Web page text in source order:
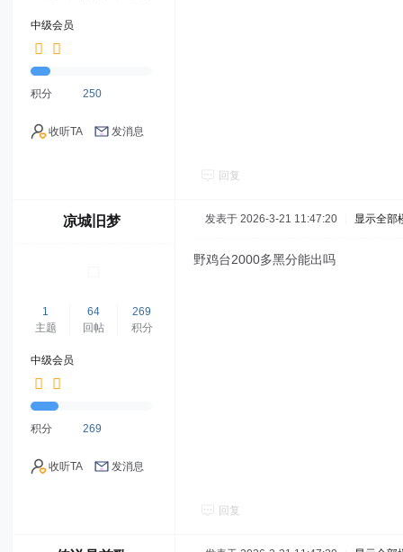
中级会员
积分 250
收听TA 发消息
回复
凉城旧梦
1
主题
64
回帖
269
积分
中级会员
积分 269
收听TA 发消息
发表于 2026-3-21 11:47:20 显示全部
野鸡台2000多黑分能出吗
回复